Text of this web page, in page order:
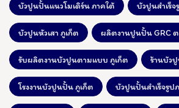
บัวปูนปั้นแนวโมเดิร์น ภาคใต้ บัวปูนสำเร็จ
บัวปูนหัวเสา ภูเก็ต ผลิตงานปูนปั้น GRC
รับผลิตงานบัวปูนตามแบบ ภูเก็ต ร้านบัว
โรงงานบัวปูนปั้น ภูเก็ต บัวปูนปั้นสำเร็จรูป